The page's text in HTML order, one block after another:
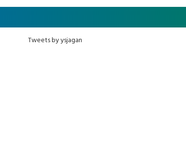
ఎమ్మెల్యేలు, ఎంపీల స‌మావేశం
Tweets by ysjagan